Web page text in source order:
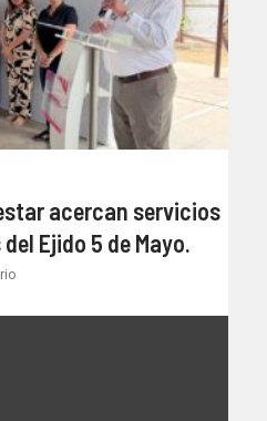
acercan servicios
Ejido 5 de Mayo.